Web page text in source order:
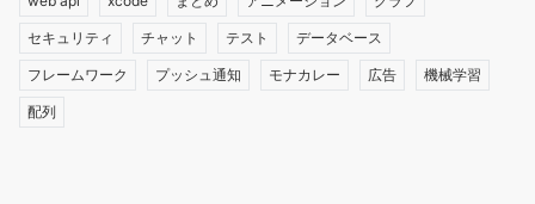
セキュリティ チャット テスト データベース
フレームワーク プッシュ通知 モナカレー 広告 機械学習
配列